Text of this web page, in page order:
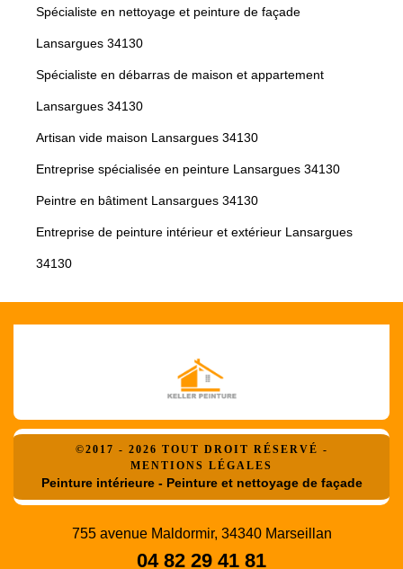
Spécialiste en nettoyage et peinture de façade
Lansargues 34130
Spécialiste en débarras de maison et appartement
Lansargues 34130
Artisan vide maison Lansargues 34130
Entreprise spécialisée en peinture Lansargues 34130
Peintre en bâtiment Lansargues 34130
Entreprise de peinture intérieur et extérieur Lansargues
34130
©2017 - 2026 TOUT DROIT RÉSERVÉ -
MENTIONS LÉGALES
Peinture intérieure - Peinture et nettoyage de façade
755 avenue Maldormir, 34340 Marseillan
04 82 29 41 81